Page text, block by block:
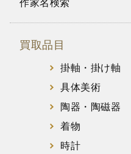
作家名検索
買取品目
掛軸・掛け軸
具体美術
陶器・陶磁器
着物
時計